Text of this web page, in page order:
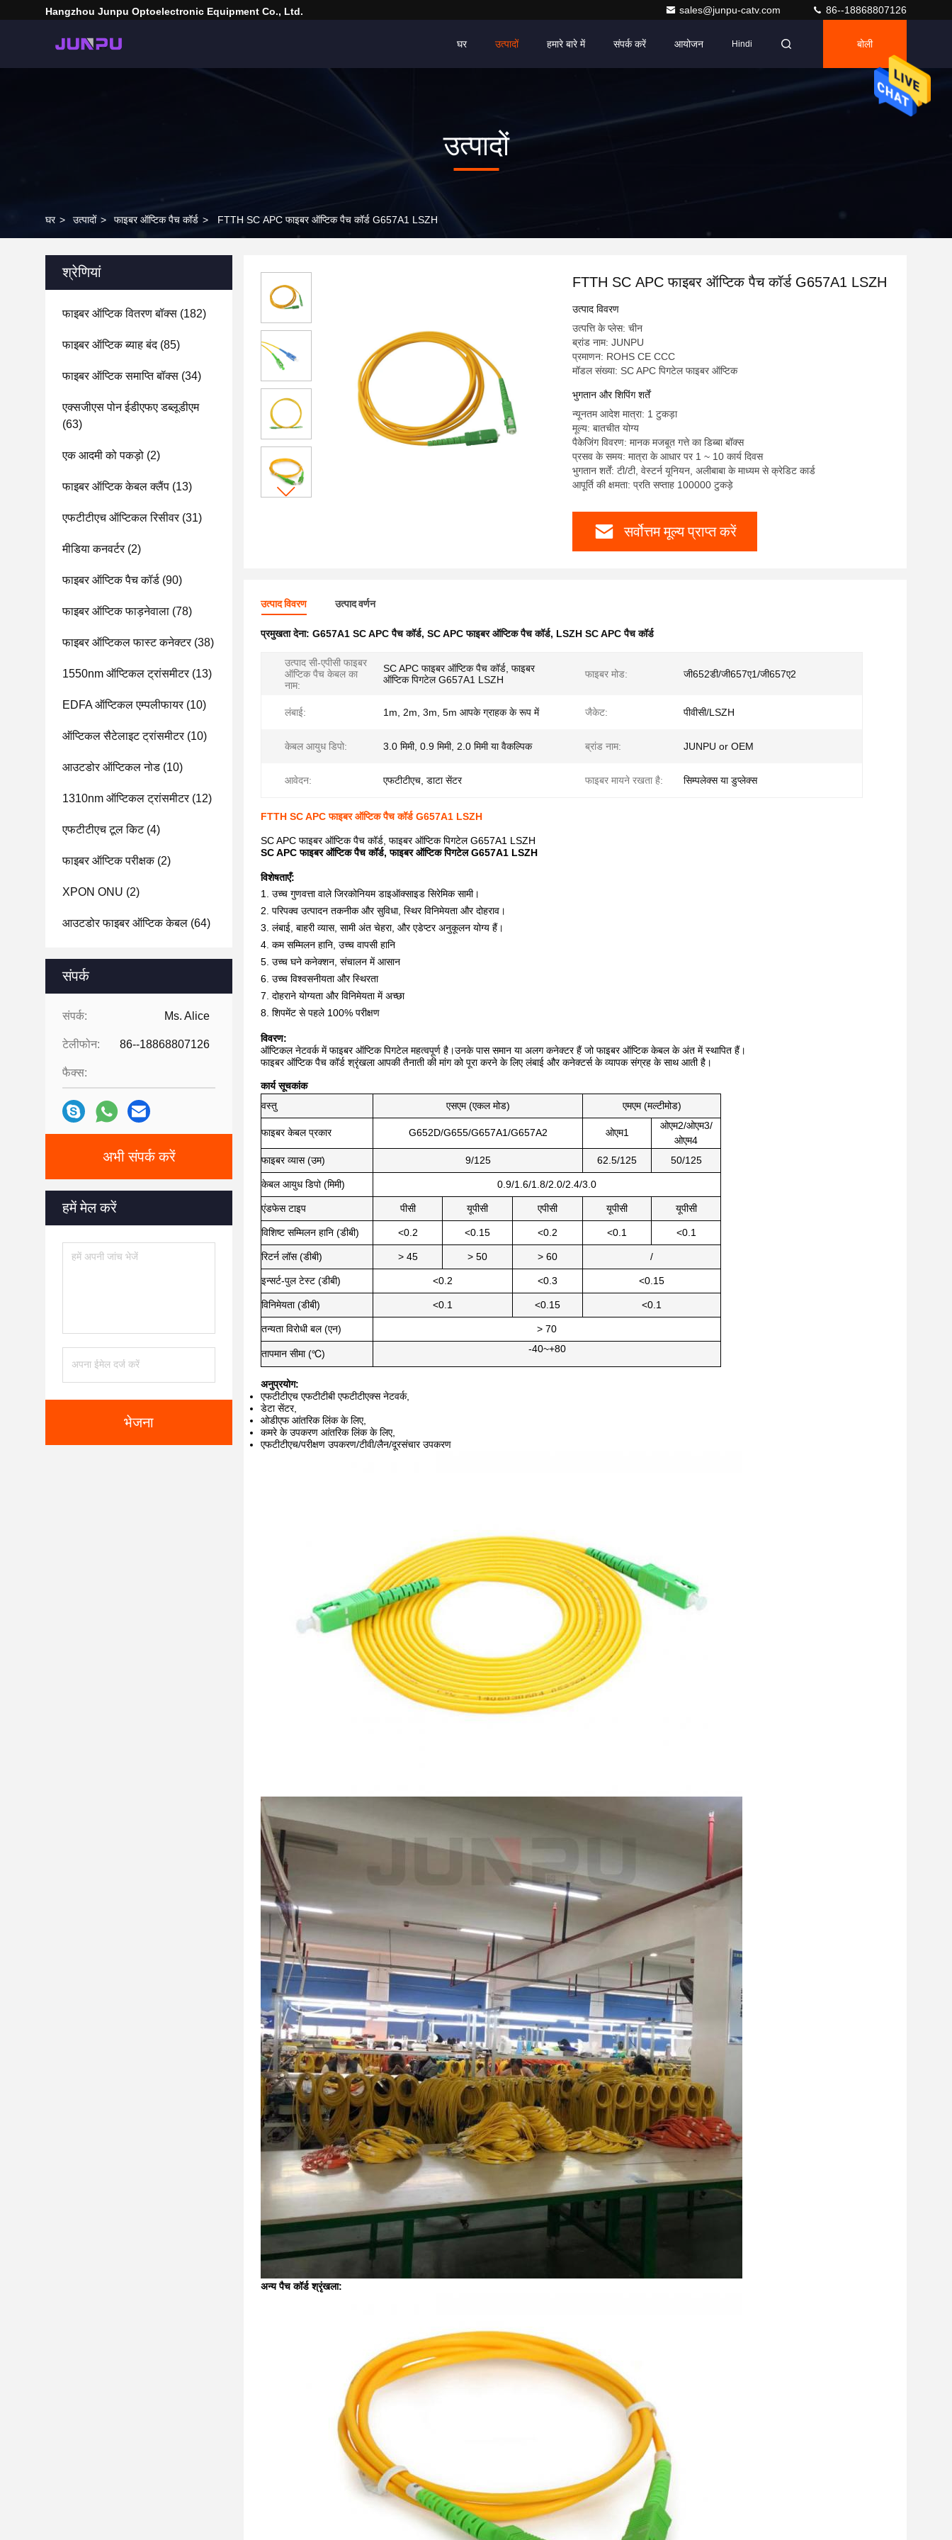
Hangzhou Junpu Optoelectronic Equipment Co., Ltd. sales@junpu-catv.com 86--18868807126
घर उत्पादों हमारे बारे में संपर्क करें आयोजन Hindi बोली
उत्पादों
घर > उत्पादों > फाइबर ऑप्टिक पैच कॉर्ड > FTTH SC APC फाइबर ऑप्टिक पैच कॉर्ड G657A1 LSZH
श्रेणियां
फाइबर ऑप्टिक वितरण बॉक्स (182)
फाइबर ऑप्टिक ब्याह बंद(85)
फाइबर ऑप्टिक समाप्ति बॉक्स (34)
एक्सजीएस पोन ईडीएफए डब्लूडीएम
(63)
एक आदमी को पकड़ो (2)
फाइबर ऑप्टिक केबल क्लैंप (13)
एफटीटीएच ऑप्टिकल रिसीवर(31)
मीडिया कनवर्टर(2)
फाइबर ऑप्टिक पैच कॉर्ड (90)
फाइबर ऑप्टिक फाड़नेवाला (78)
फाइबर ऑप्टिकल फास्ट कनेक्टर(38)
1550nm ऑप्टिकल ट्रांसमीटर(13)
EDFA ऑप्टिकल एम्पलीफायर(10)
ऑप्टिकल सैटेलाइट ट्रांसमीटर(10)
आउटडोर ऑप्टिकल नोड (10)
1310nm ऑप्टिकल ट्रांसमीटर(12)
एफटीटीएच टूल किट(4)
फाइबर ऑप्टिक परीक्षक(2)
XPON ONU (2)
आउटडोर फाइबर ऑप्टिक केबल (64)
संपर्क
संपर्क: Ms. Alice
टेलीफोन: 86--18868807126
फैक्स:
अभी संपर्क करें
हमें मेल करें
भेजना
FTTH SC APC फाइबर ऑप्टिक पैच कॉर्ड G657A1 LSZH
उत्पाद विवरण
उत्पत्ति के प्लेस: चीन
ब्रांड नाम: JUNPU
प्रमाणन: ROHS CE CCC
मॉडल संख्या: SC APC पिगटेल फाइबर ऑप्टिक
भुगतान और शिपिंग शर्तें
न्यूनतम आदेश मात्रा: 1 टुकड़ा
मूल्य: बातचीत योग्य
पैकेजिंग विवरण: मानक मजबूत गत्ते का डिब्बा बॉक्स
प्रसव के समय: मात्रा के आधार पर 1 ~ 10 कार्य दिवस
भुगतान शर्तें: टी/टी, वेस्टर्न यूनियन, अलीबाबा के माध्यम से क्रेडिट कार्ड
आपूर्ति की क्षमता: प्रति सप्ताह 100000 टुकड़े
सर्वोत्तम मूल्य प्राप्त करें
उत्पाद विवरण उत्पाद वर्णन
प्रमुखता देना: G657A1 SC APC पैच कॉर्ड, SC APC फाइबर ऑप्टिक पैच कॉर्ड, LSZH SC APC पैच कॉर्ड
उत्पाद सी-एपीसी फाइबर
ऑप्टिक पैच केबल का
नाम:
SC APC फाइबर ऑप्टिक पैच कॉर्ड, फाइबर
ऑप्टिक पिगटेल G657A1 LSZH
फाइबर मोड: जी652डी/जी657ए1/जी657ए2
लंबाई: 1m, 2m, 3m, 5m आपके ग्राहक के रूप में जैकेट: पीवीसी/LSZH
केबल आयुध डिपो: 3.0 मिमी, 0.9 मिमी, 2.0 मिमी या वैकल्पिक ब्रांड नाम: JUNPU or OEM
आवेदन: एफटीटीएच, डाटा सेंटर फाइबर मायने रखता है: सिम्पलेक्स या डुप्लेक्स
FTTH SC APC फाइबर ऑप्टिक पैच कॉर्ड G657A1 LSZH
SC APC फाइबर ऑप्टिक पैच कॉर्ड, फाइबर ऑप्टिक पिगटेल G657A1 LSZH
SC APC फाइबर ऑप्टिक पैच कॉर्ड, फाइबर ऑप्टिक पिगटेल G657A1 LSZH
विशेषताएँ:
1. उच्च गुणवत्ता वाले जिरकोनियम डाइऑक्साइड सिरेमिक सामी।
2. परिपक्व उत्पादन तकनीक और सुविधा, स्थिर विनिमेयता और दोहराव।
3. लंबाई, बाहरी व्यास, सामी अंत चेहरा, और एडेप्टर अनुकूलन योग्य हैं।
4. कम सम्मिलन हानि, उच्च वापसी हानि
5. उच्च घने कनेक्शन, संचालन में आसान
6. उच्च विश्वसनीयता और स्थिरता
7. दोहराने योग्यता और विनिमेयता में अच्छा
8. शिपमेंट से पहले 100% परीक्षण
विवरण:
ऑप्टिकल नेटवर्क में फाइबर ऑप्टिक पिगटेल महत्वपूर्ण है।उनके पास समान या अलग कनेक्टर हैं जो फाइबर ऑप्टिक केबल के अंत में स्थापित हैं।
फाइबर ऑप्टिक पैच कॉर्ड श्रृंखला आपकी तैनाती की मांग को पूरा करने के लिए लंबाई और कनेक्टर्स के व्यापक संग्रह के साथ आती है।
कार्य सूचकांक
वस्तु
एसएम (एकल मोड) एमएम (मल्टीमोड)
फाइबर केबल प्रकार G652D/G655/G657A1/G657A2 ओएम1
ओएम2/ओएम3/
ओएम4
फाइबर व्यास (उम)
9/125 62.5/125 50/125
केबल आयुध डिपो (मिमी) 0.9/1.6/1.8/2.0/2.4/3.0
एंडफेस टाइप पीसी यूपीसी एपीसी यूपीसी यूपीसी
विशिष्ट सम्मिलन हानि (डीबी) <0.2 <0.15 <0.2 <0.1 <0.1
रिटर्न लॉस (डीबी) > 45 > 50 > 60 /
इन्सर्ट-पुल टेस्ट (डीबी) <0.2 <0.3 <0.15
विनिमेयता (डीबी) <0.1 <0.15 <0.1
तन्यता विरोधी बल (एन) > 70
तापमान सीमा (℃) -40~+80
अनुप्रयोग:
एफटीटीएच एफटीटीबी एफटीटीएक्स नेटवर्क,
डेटा सेंटर,
ओडीएफ आंतरिक लिंक के लिए,
कमरे के उपकरण आंतरिक लिंक के लिए,
एफटीटीएच/परीक्षण उपकरण/टीवी/लैन/दूरसंचार उपकरण
अन्य पैच कॉर्ड श्रृंखला: